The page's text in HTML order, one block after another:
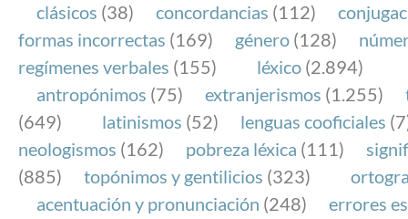
FundéuRAE es una fundación patrocinada por la
y la Real Academia Española, cuyo objetivo es
el buen uso del español en los medios de
Internet.
clásicos (38) concordancias (112)
formas incorrectas (169) género (128)
regímenes verbales (155) léxico (2.894)
antropónimos (75) extranjerismos (1.255)
(649)
latinismos (52) lenguas cooficiales
neologismos (162) pobreza léxica (111)
(885)
topónimos y gentilicios (323)
acentuación y pronunciación (248)
errores